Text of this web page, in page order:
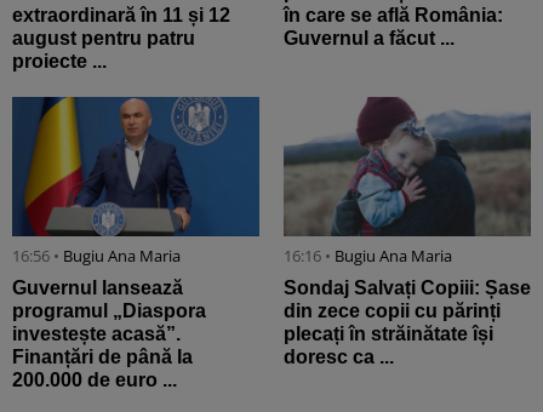
extraordinară în 11 și 12
august pentru patru
proiecte ...
în care se află România:
Guvernul a făcut ...
16:56 • Bugiu ⁠Ana Maria
Guvernul lansează
programul „Diaspora
investește acasă”.
Finanțări de până la
200.000 de euro ...
16:16 • Bugiu ⁠Ana Maria
Sondaj Salvați Copiii: Șase
din zece copii cu părinți
plecați în străinătate își
doresc ca ...